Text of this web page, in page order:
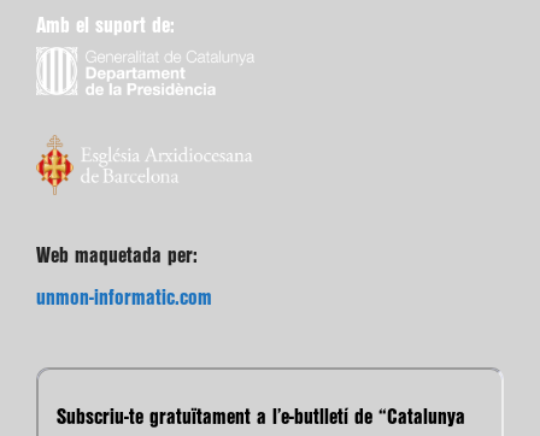
Amb el suport de:
Web maquetada per:
unmon-informatic.com
Subscriu-te gratuïtament a l’e-butlletí de “Catalunya